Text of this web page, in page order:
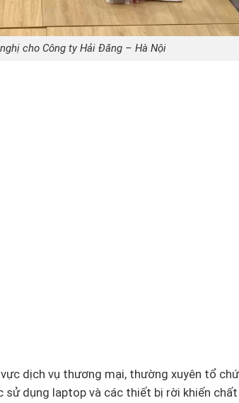
cho Công ty Hải Đăng – Hà Nội
dịch vụ thương mại, thường xuyên tổ
sử dụng laptop và các thiết bị rời khiến